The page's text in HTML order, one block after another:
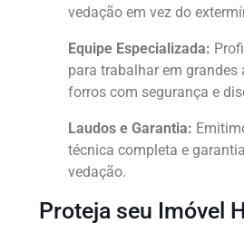
vedação em vez do
Equipe Especializada:
para trabalhar em grandes
forros com segurança e
Laudos e Garantia:
técnica completa e
vedação.
Proteja seu Imóvel